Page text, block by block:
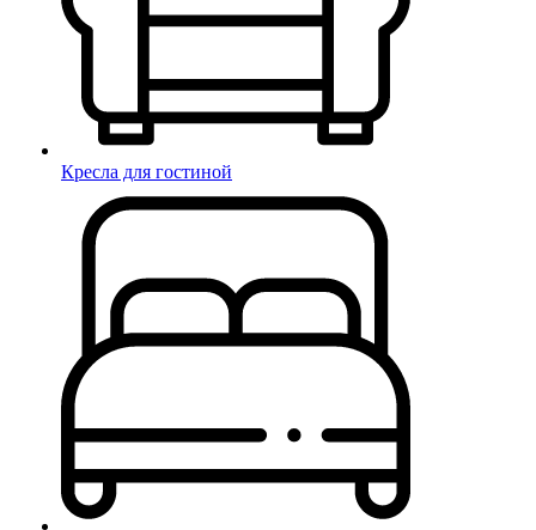
Кресла для гостиной